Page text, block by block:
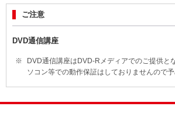
ご注意
DVD通信講座
DVD通信講座はDVD-Rメディアでのご提供と
ソコン等での動作保証はしておりませんので予